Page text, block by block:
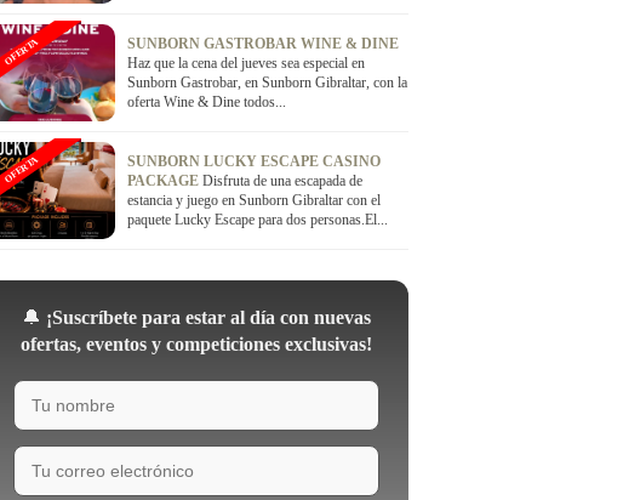
SUNBORN GASTROBAR WINE & DINE
Haz que la cena del jueves sea especial en
Sunborn Gastrobar, en Sunborn Gibraltar, con la
oferta Wine & Dine todos...
OFERTA
SUNBORN LUCKY ESCAPE CASINO
PACKAGE Disfruta de una escapada de
estancia y juego en Sunborn Gibraltar con el
paquete Lucky Escape para dos personas.El...
OFERTA
🔔 ¡Suscríbete para estar al día con nuevas
ofertas, eventos y competiciones exclusivas!